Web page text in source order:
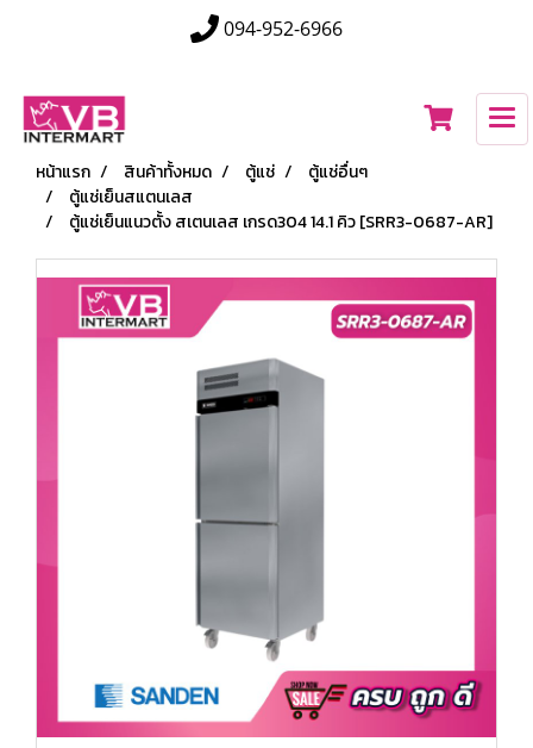
094-952-6966
หน้าแรก สินค้าทั้งหมด ตู้แช่
ตู้แช่อื่นๆ
ตู้แช่เย็นสแตนเลส
ตู้แช่เย็นแนวตั้ง สเตนเลส เกรด304 14.1 คิว [SRR3-0687-AR]